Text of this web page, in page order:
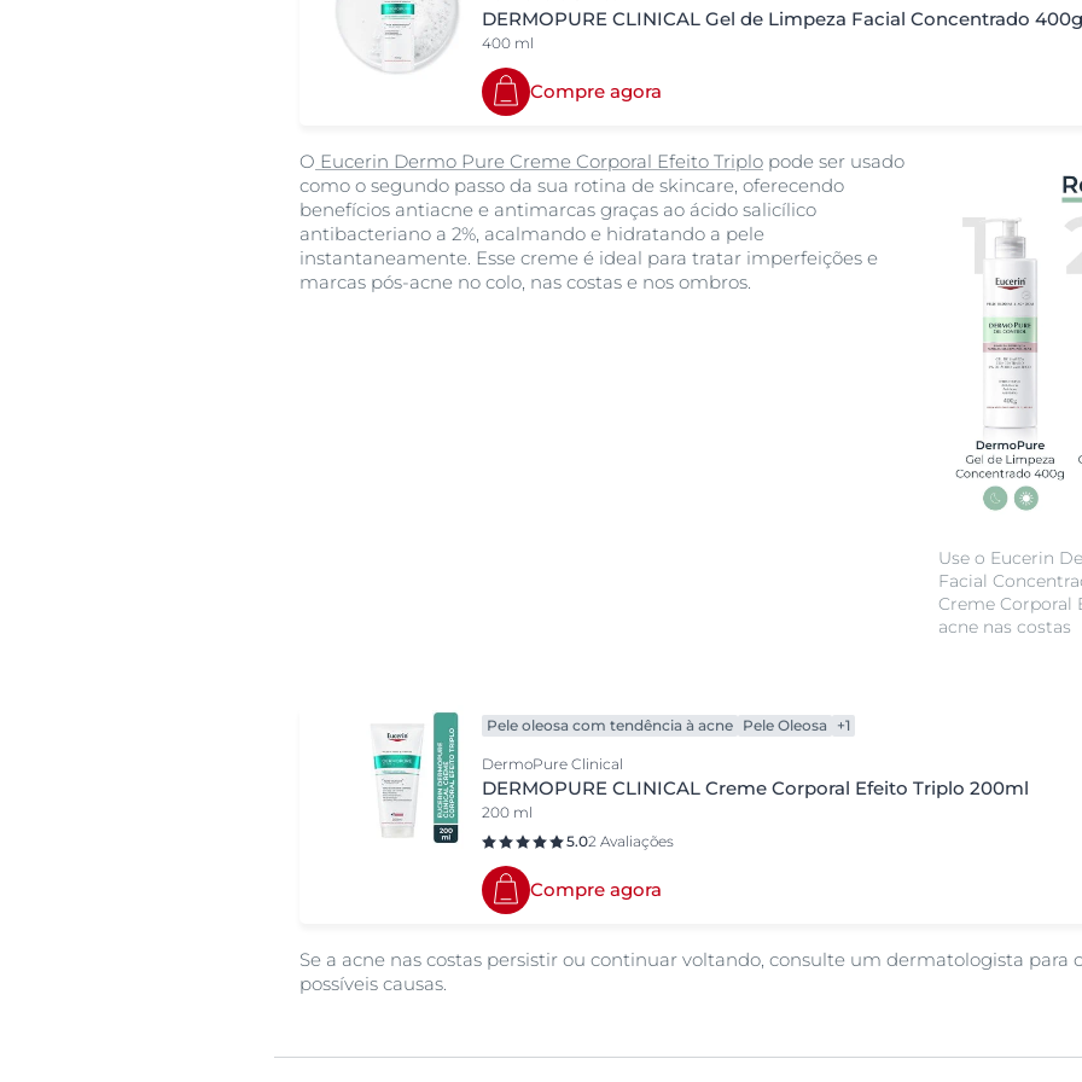
DERMOPURE CLINICAL Gel de Limpeza Facial Concentrado 400g
400 ml
Compre agora
Use o Eucerin
Facial
Creme Corporal
acne nas costas
O Eucerin Dermo Pure Creme Corporal Efeito Triplo pode ser usado
como o segundo passo da sua rotina de skincare, oferecendo
benefícios antiacne e antimarcas graças ao ácido salicílico
antibacteriano a 2%, acalmando e hidratando a pele
instantaneamente. Esse creme é ideal para tratar imperfeições e
marcas pós-acne no colo, nas costas e nos ombros.
Pele oleosa com tendência à acne Pele Oleosa +1
DermoPure Clinical
DERMOPURE CLINICAL Creme Corporal Efeito Triplo 200ml
200 ml
5.02 Avaliações
Compre agora
Se a acne nas costas persistir ou continuar voltando, consulte um dermatologista para
possíveis causas.